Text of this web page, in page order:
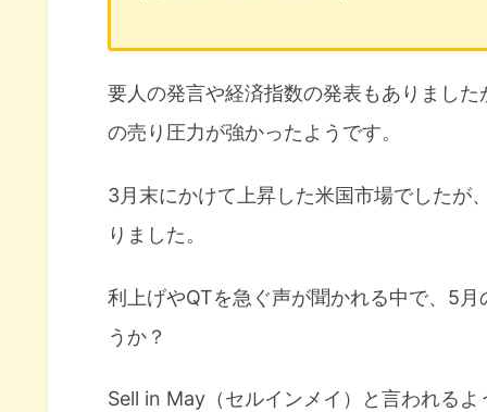
要人の発言や経済指数の発表もありまし
の売り圧力が強かったようです。
3月末にかけて上昇した米国市場でしたが
りました。
利上げやQTを急ぐ声が聞かれる中で、5
うか？
Sell in May（セルインメイ）と言われる